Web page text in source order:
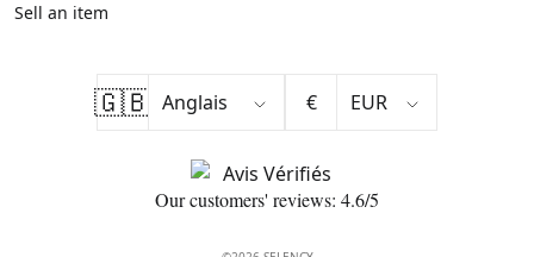
Sell an item
🇬🇧 €
Our customers' reviews: 4.6/5